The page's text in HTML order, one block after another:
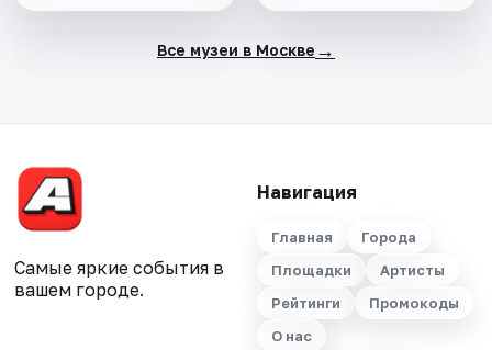
Все музеи в Москве →
Самые яркие события в
вашем городе.
Навигация
Главная
Города
Площадки
Артисты
Рейтинги
Промокоды
О нас